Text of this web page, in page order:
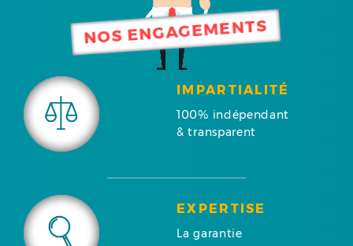
NOS ENGAGEMENTS
IMPARTIALITÉ
100% indépendant
& transparent
EXPERTISE
La garantie